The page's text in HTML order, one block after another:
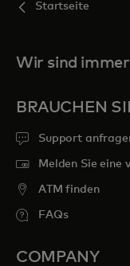
Startseite
Wir sind
BRAUCHEN
Support
Melden Sie eine
ATM finden
FAQs
COMPANY